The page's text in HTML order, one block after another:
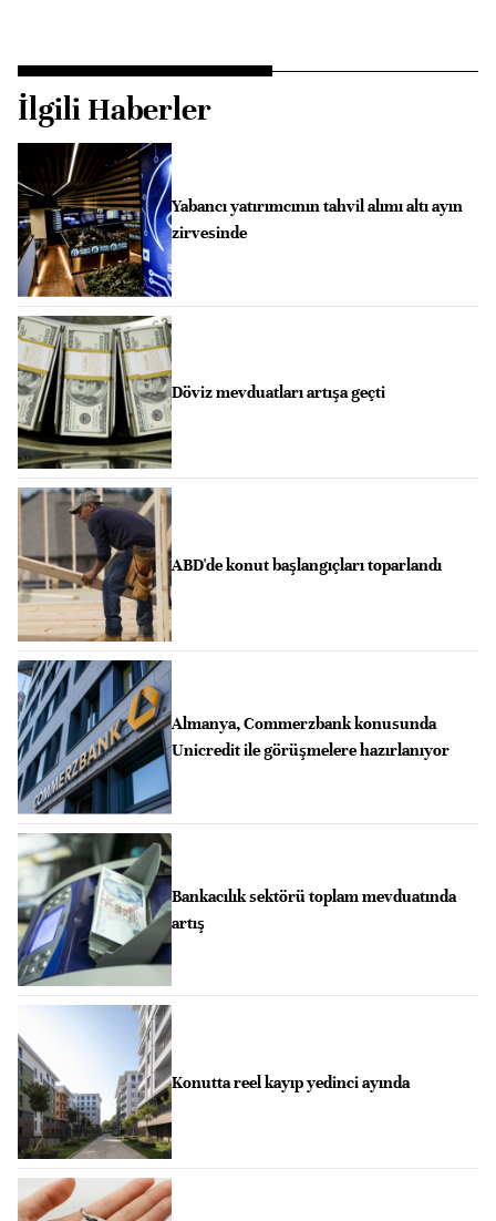
İlgili Haberler
Yabancı yatırımcının tahvil alımı altı ayın
zirvesinde
Döviz mevduatları artışa geçti
ABD'de konut başlangıçları toparlandı
Almanya, Commerzbank konusunda
Unicredit ile görüşmelere hazırlanıyor
Bankacılık sektörü toplam mevduatında
artış
Konutta reel kayıp yedinci ayında